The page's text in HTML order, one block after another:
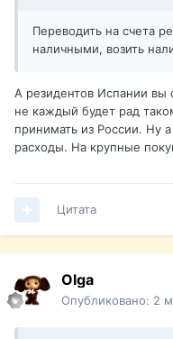
Переводить на счета
наличными, возить
А резидентов Испании
не каждый будет рад
принимать из России. Ну
расходы. На крупные
Цитата
Olga
Опубликовано: 2